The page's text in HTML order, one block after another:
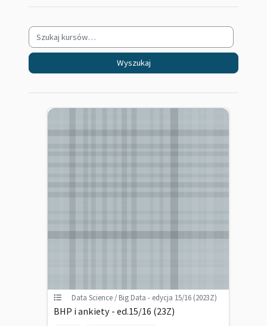
Wyszukaj
Data Science / Big Data - edycja 15/16 (2023Z)
BHP i ankiety - ed.15/16 (23Z)